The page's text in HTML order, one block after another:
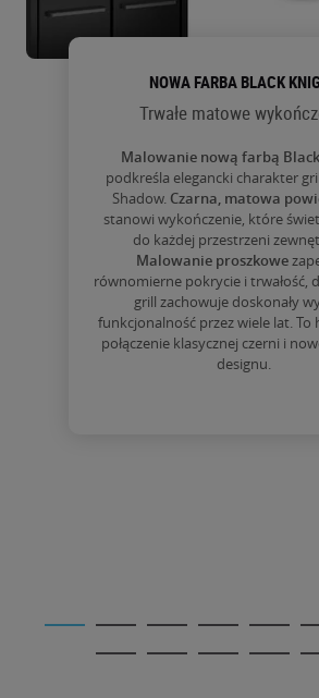
NOWA FARBA BLACK
Trwałe matowe
Malowanie nową farbą
podkreśla elegancki charakter
Shadow. Czarna, matowa
stanowi wykończenie, które
do każdej przestrzeni
Malowanie proszkowe
równomierne pokrycie i trwałość,
grill zachowuje doskonały
funkcjonalność przez wiele lat. To
połączenie klasycznej czerni i
designu.